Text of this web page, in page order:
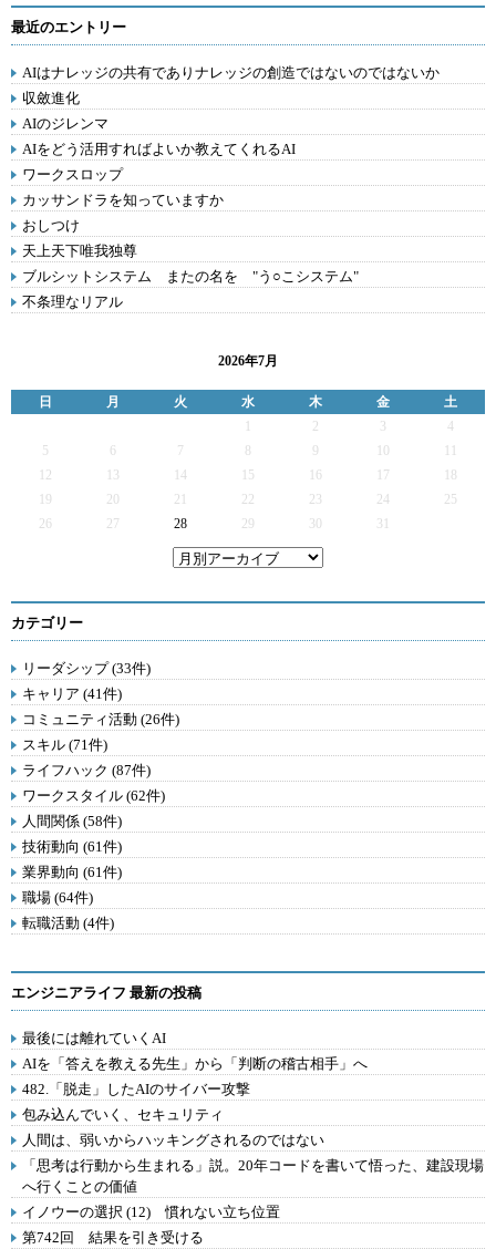
最近のエントリー
AIはナレッジの共有でありナレッジの創造ではないのではないか
収斂進化
AIのジレンマ
AIをどう活用すればよいか教えてくれるAI
ワークスロップ
カッサンドラを知っていますか
おしつけ
天上天下唯我独尊
ブルシットシステム またの名を "う○こシステム"
不条理なリアル
2026年7月
日 月 火 水 木 金
土
2 3
4
5
6 7 9
12
13 14 15 16 17
19
20 21 22 23 24
25
26
27 28 29 30 31
カテゴリー
リーダシップ (33件)
キャリア (41件)
コミュニティ活動 (26件)
スキル (71件)
ライフハック (87件)
ワークスタイル (62件)
人間関係 (58件)
技術動向 (61件)
業界動向 (61件)
職場 (64件)
転職活動 (4件)
エンジニアライフ 最新の投稿
最後には離れていくAI
AIを「答えを教える先生」から「判断の稽古相手」へ
482.「脱走」したAIのサイバー攻撃
包み込んでいく、セキュリティ
人間は、弱いからハッキングされるのではない
「思考は行動から生まれる」説。20年コードを書いて悟った、建設現場
へ行くことの価値
イノウーの選択 (12) 慣れない立ち位置
第742回 結果を引き受ける